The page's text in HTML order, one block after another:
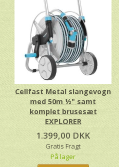
Cellfast Metal slangevogn
med 50m ½" samt
komplet brusesæt
EXPLORER
1.399,00 DKK
Gratis Fragt
På lager